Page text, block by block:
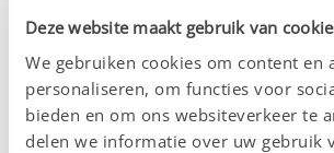
Deze website maakt gebruik van
We gebruiken cookies om content en
personaliseren, om functies voor
bieden en om ons websiteverkeer te
delen we informatie over uw gebruik
wereldwijd maken in het leven
mannen wordt getoond. Sluit je
deze inspirerende reis terwijl
betere toekomst